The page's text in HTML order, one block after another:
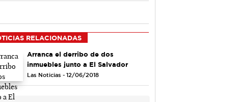
RELACIONADAS
Arranca el derribo de dos
inmuebles junto a El Salvador
Las Noticias - 12/06/2018